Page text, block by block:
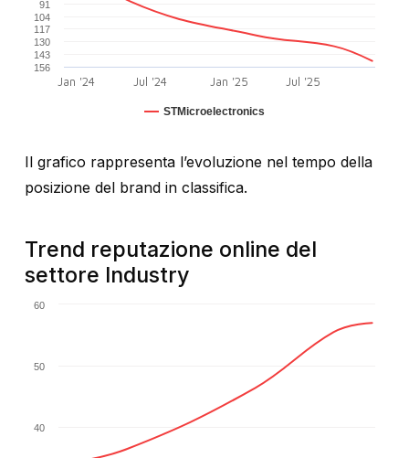
STMicroelectronics
Jan '24 Jul '24 Jan '25 Jul '25
91
104
117
130
143
156
Il grafico rappresenta l’evoluzione nel tempo della
posizione del brand in classifica.
Trend reputazione online del
settore Industry
40
50
60